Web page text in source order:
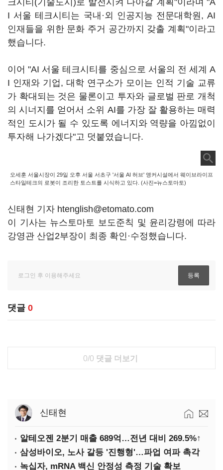
크시티(기술도시)로 발전시켜 나아갈 계획"이라며 "A
I 서울 테크시티는 국내·외 인공지능 전문대학원, AI
인재들을 위한 문화 주거 공간까지 갖출 계획"이라고
했습니다.
이어 "AI 서울 테크시티를 중심으로 서울의 전 세계 A
I 인재와 기업, 대학 연구소가 모이는 인적 기술 교류
가 확대되는 것은 물론이고 투자와 글로벌 판로 개척
의 시너지를 얻어서 소위 AI를 가장 잘 활용하는 매력
적인 도시가 될 수 있도록 에너지와 역량을 아낌없이
투자해 나가겠다"고 덧붙였습니다.
오세훈 서울시장이 29일 오후 서울 서초구 '서울 AI 허브' 앵커시설에서 웨이브라이프
스타일테크의 로봇이 조리한 토스트를 시식하고 있다. (사진=뉴스토마토)
신태현 기자 htenglish@etomato.com
이 기사는 뉴스토마토 보도준칙 및 윤리강령에 따라
강영관 산업2부장이 최종 확인·수정했습니다.
댓글 0
0/0 댓글 더보기
신태현
알테오젠 2분기 매출 689억…전년 대비 269.5%↑
삼성바이오, 노사 갈등 '진행형'…파업 여파 촉각
녹십자, mRNA 백신 안정성 측정 기술 확보